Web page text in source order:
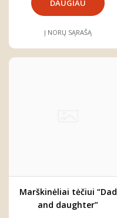
DAUGIAU
Į NORŲ SĄRAŠĄ
Marškinėliai tėčiui “Dad
and daughter”